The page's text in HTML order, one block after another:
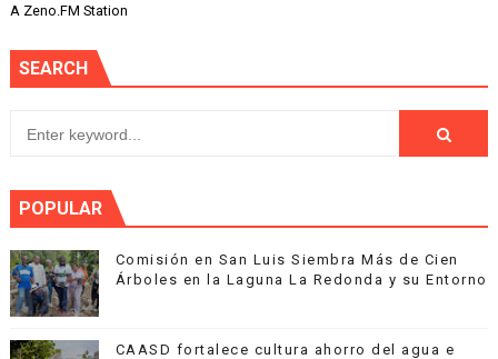
A Zeno.FM Station
SEARCH
POPULAR
Comisión en San Luis Siembra Más de Cien
Árboles en la Laguna La Redonda y su Entorno
CAASD fortalece cultura ahorro del agua e